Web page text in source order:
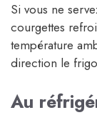
Si vous ne
courgettes
température
direction le
Au